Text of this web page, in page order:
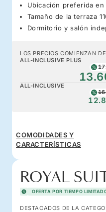
Ubicación preferida
Tamaño de la terraza
Dormitorio y salón
LOS PRECIOS COMIENZAN
ALL-INCLUSIVE PLUS
ALL-INCLUSIVE
COMODIDADES Y
CARACTERÍSTICAS
ROYAL
OFERTA POR TIEMPO
DESTACADOS DE LA